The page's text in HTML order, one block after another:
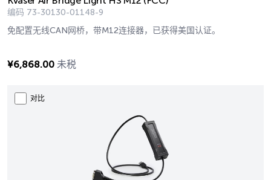
编码 73-30130-01148-9
免配置无线CAN网桥，带M12连接器，已获得美国认证。
¥6,868.00 未税
对比